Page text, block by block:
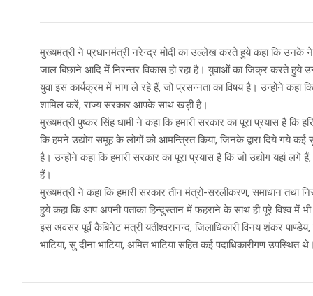
मुख्यमंत्री ने प्रधानमंत्री नरेन्द्र मोदी का उल्लेख करते हुये कहा कि उनके
जाल बिछाने आदि में निरन्तर विकास हो रहा है। युवाओं का जिक्र करते
युवा इस कार्यक्रम में भाग ले रहे हैं, जो प्रसन्नता का विषय है। उन्होंने कहा
शामिल करें, राज्य सरकार आपके साथ खड़ी है।
मुख्यमंत्री पुष्कर सिंह धामी ने कहा कि हमारी सरकार का पूरा प्रयास है कि
कि हमने उद्योग समूह के लोगों को आमन्त्रित किया, जिनके द्वारा दिये गये कई
है। उन्होंने कहा कि हमारी सरकार का पूरा प्रयास है कि जो उद्योग यहां
हैं।
मुख्यमंत्री ने कहा कि हमारी सरकार तीन मंत्रों-सरलीकरण, समाधान तथा
हुये कहा कि आप अपनी पताका हिन्दुस्तान में फहराने के साथ ही पूरे विश्व में
इस अवसर पूर्व कैबिनेट मंत्री यतीश्वरानन्द, जिलाधिकारी विनय शंकर
भाटिया, सु दीना भाटिया, अमित भाटिया सहित कई पदाधिकारीगण उपस्थित थे।